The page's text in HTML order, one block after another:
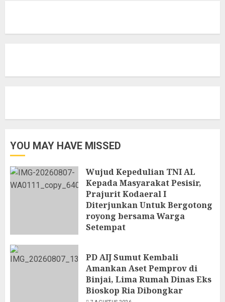
YOU MAY HAVE MISSED
Wujud Kepedulian TNI AL
Kepada Masyarakat Pesisir,
Prajurit Kodaeral I
Diterjunkan Untuk Bergotong
royong bersama Warga
Setempat
PD AIJ Sumut Kembali
Amankan Aset Pemprov di
Binjai, Lima Rumah Dinas Eks
Bioskop Ria Dibongkar